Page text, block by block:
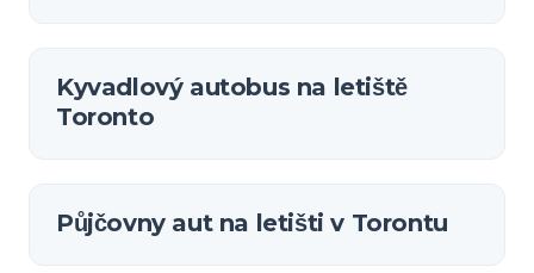
Kyvadlový autobus na letiště
Toronto
Půjčovny aut na letišti v Torontu